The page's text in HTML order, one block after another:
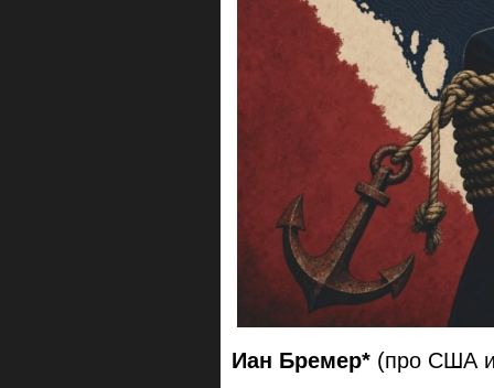
Иан Бремер* (про США